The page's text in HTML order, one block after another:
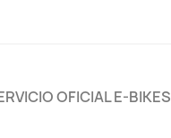
OFICIAL E-BIKES